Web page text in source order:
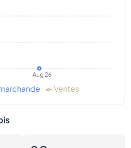
Aug 26
Ventes